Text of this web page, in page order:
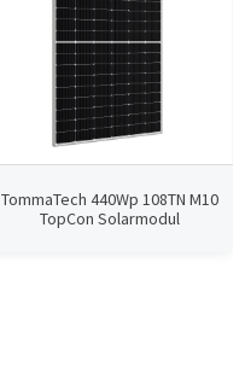
TommaTech 440Wp 108TN M10
TopCon Solarmodul